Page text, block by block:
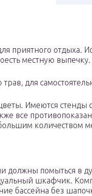
приятного отдыха.
местную выпечку.
для
Имеются стенды
все
количеством
должны помыться в
шкафчик.
бассейна без